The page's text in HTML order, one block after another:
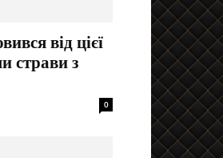
від цієї
страви з
0